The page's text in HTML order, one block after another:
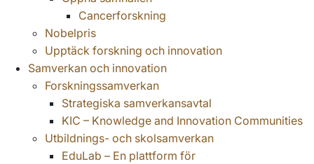
Cancerforskning
Nobelpris
Upptäck forskning och innovation
Samverkan och innovation
Forskningssamverkan
Strategiska samverkansavtal
KIC – Knowledge and Innovation Communities
Utbildnings- och skolsamverkan
EduLab – En plattform för